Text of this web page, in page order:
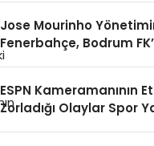
Jose Mourinho
Fenerbahçe, Bodrum
ESPN Kameramanının
Zorladığı Olaylar Spor